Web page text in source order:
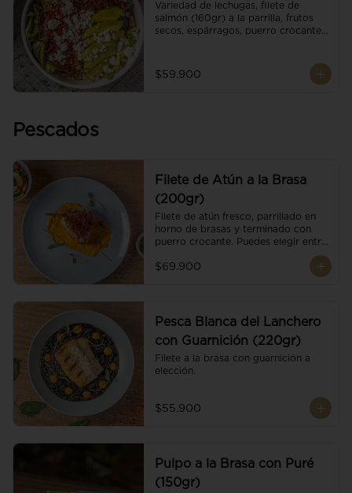
Variedad de lechugas, filete de
salmón (160gr) a la parrilla, frutos
secos, espárragos, puerro crocante,
$59.900
Pescados
Filete de Atún a la Brasa
(200gr)
Filete de atún fresco, parrillado en
horno de brasas y terminado con
puerro crocante. Puedes elegir entre
$69.900
Pesca Blanca del Lanchero
con Guarnición (220gr)
Filete a la brasa con guarnición a
elección.
$55.900
Pulpo a la Brasa con Puré
(150gr)